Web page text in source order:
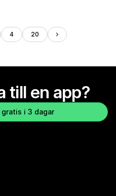
4 20
till en app?
i 3 dagar